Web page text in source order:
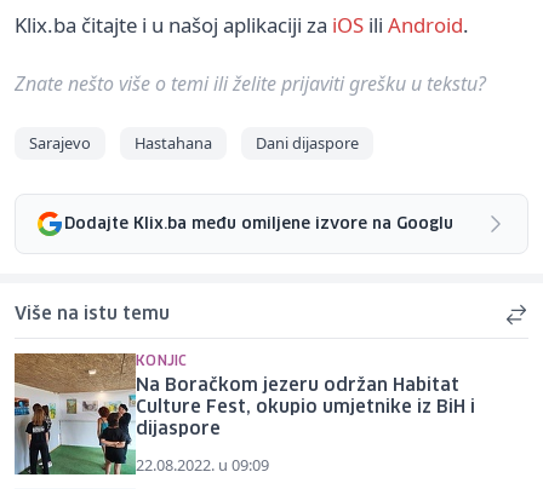
Klix.ba čitajte i u našoj aplikaciji za iOS ili Android.
Znate nešto više o temi ili želite prijaviti grešku u tekstu?
Sarajevo Hastahana Dani dijaspore
Dodajte Klix.ba među omiljene izvore na Googlu
Više na istu temu
KONJIC
Na Boračkom jezeru održan Habitat
Culture Fest, okupio umjetnike iz BiH i
dijaspore
22.08.2022. u 09:09